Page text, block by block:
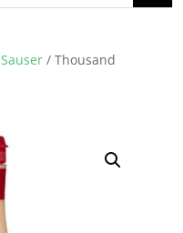
Sauser/ Thousand